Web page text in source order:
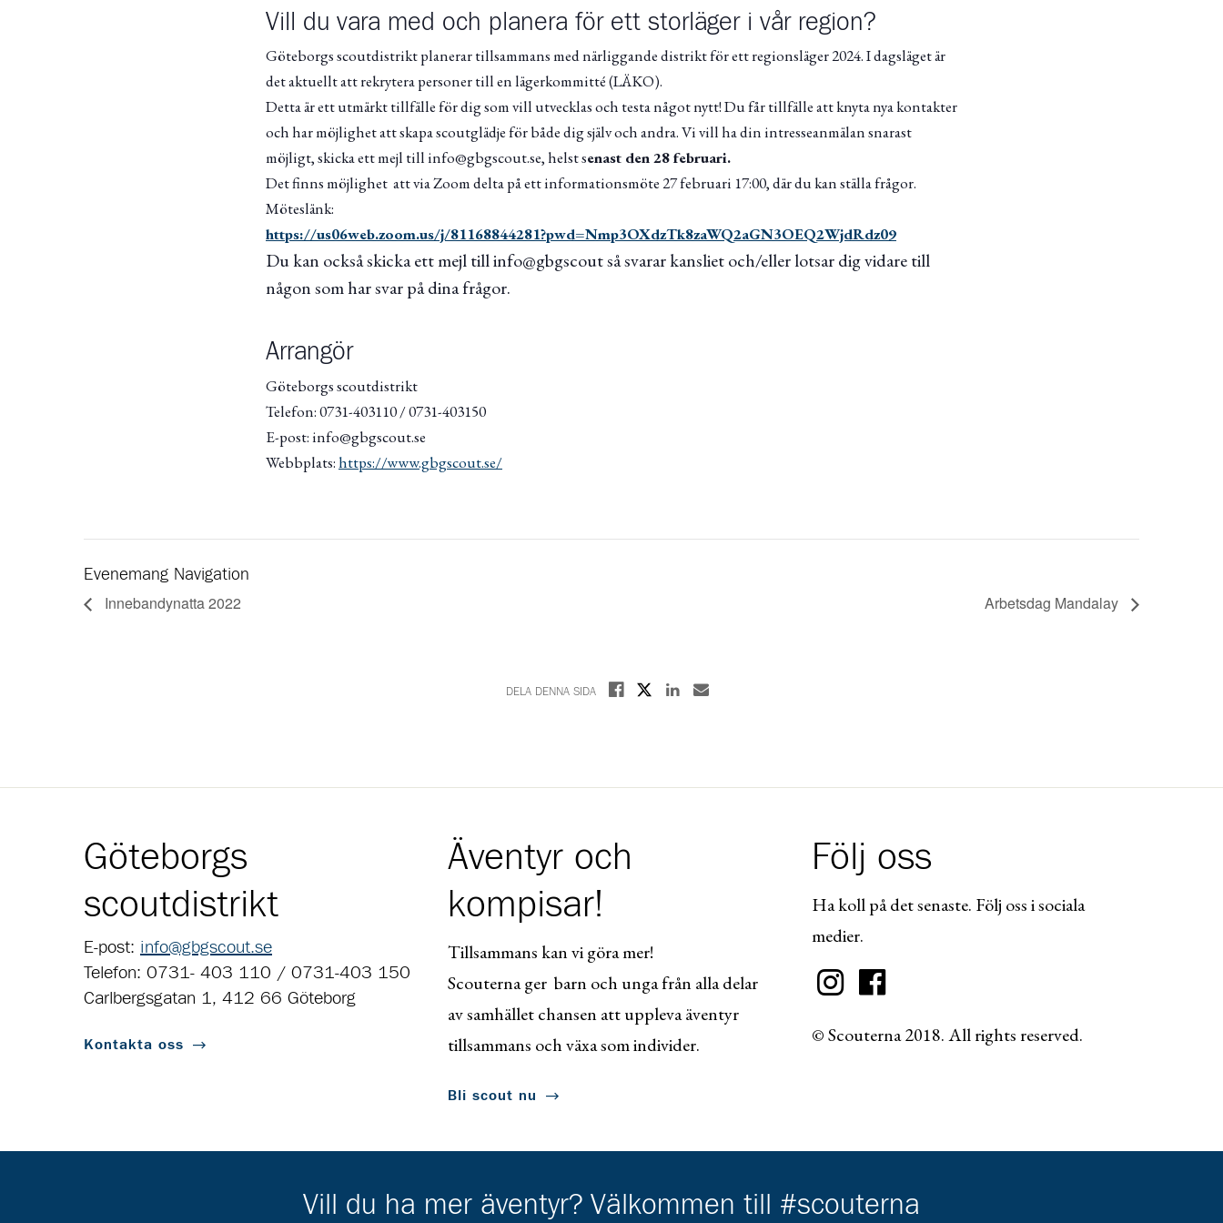
Vill du vara med och planera för ett storläger i vår region?
Göteborgs scoutdistrikt planerar tillsammans med närliggande distrikt för ett regionsläger 2024. I dagsläget är
det aktuellt att rekrytera personer till en lägerkommitté (LÄKO).
Detta är ett utmärkt tillfälle för dig som vill utvecklas och testa något nytt! Du får tillfälle att knyta nya kontakter
och har möjlighet att skapa scoutglädje för både dig själv och andra. Vi vill ha din intresseanmälan snarast
möjligt, skicka ett mejl till info@gbgscout.se, helst senast den 28 februari.
Det finns möjlighet att via Zoom delta på ett informationsmöte 27 februari 17:00, där du kan ställa frågor.
Möteslänk:
https://us06web.zoom.us/j/81168844281?pwd=Nmp3OXdzTk8zaWQ2aGN3OEQ2WjdRdz09
Du kan också skicka ett mejl till info@gbgscout så svarar kansliet och/eller lotsar dig vidare till
någon som har svar på dina frågor.
Arrangör
Göteborgs scoutdistrikt
Telefon: 0731-403110 / 0731-403150
E-post: info@gbgscout.se
Webbplats:https://www.gbgscout.se/
Evenemang Navigation
Innebandynatta 2022 Arbetsdag Mandalay
DELA DENNA SIDA Dela på Facebook
Dela på XDela på Linkedin
Dela med E-post
Göteborgs
scoutdistrikt
E-post: info@gbgscout.se
Telefon: 0731- 403 110 / 0731-403 150
Carlbergsgatan 1, 412 66 Göteborg
Kontakta oss
Äventyr och
kompisar!
Tillsammans kan vi göra mer!
Scouterna ger barn och unga från alla delar
av samhället chansen att uppleva äventyr
tillsammans och växa som individer.
Bli scout nu
Följ oss
Ha koll på det senaste. Följ oss i sociala
medier.
© Scouterna 2018. All rights reserved.
Vill du ha mer äventyr? Välkommen till #scouterna